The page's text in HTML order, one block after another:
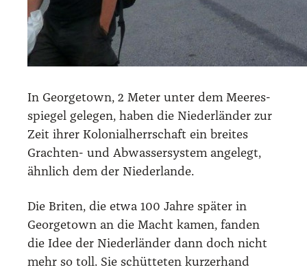
In George­town, 2 Meter unter dem Mee­res­
spie­gel gele­gen, haben die Nie­der­län­der zur
Zeit ihrer Kolo­ni­al­herr­schaft ein brei­tes
Grach­ten- und Abwas­ser­sys­tem ange­legt,
ähn­lich dem der Nie­der­lan­de.
Die Bri­ten, die etwa 100 Jah­re spä­ter in
George­town an die Macht kamen, fan­den
die Idee der Nie­der­län­der dann doch nicht
mehr so toll. Sie schüt­te­ten kur­zer­hand